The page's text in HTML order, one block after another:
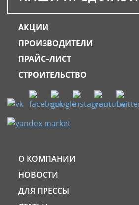
АКЦИИ
ПРОИЗВОДИТЕЛИ
ПРАЙС–ЛИСТ
СТРОИТЕЛЬСТВО
О КОМПАНИИ
НОВОСТИ
ДЛЯ ПРЕССЫ